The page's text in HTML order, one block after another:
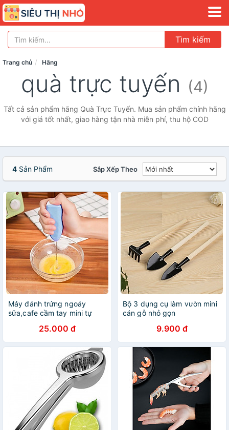
Tìm kiếm
Trang chủ Hãng
quà trực tuyến (4)
Tất cả sản phẩm hãng Quà Trực Tuyến. Mua sản phẩm chính hãng
với giá tốt nhất, giao hàng tận nhà miễn phí, thu hộ COD
4 Sản Phẩm Sắp Xếp Theo
Máy đánh trứng ngoáy
sữa,cafe cầm tay mini tự
Hàng chính hãng
25.000 đ
Bộ 3 dụng cụ làm vườn mini
cán gỗ nhỏ gọn
9.900 đ